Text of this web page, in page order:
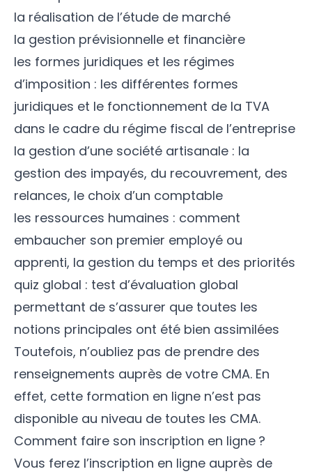
la réalisation de l’étude de marché
la gestion prévisionnelle et financière
les formes juridiques et les régimes
d’imposition : les différentes formes
juridiques et le fonctionnement de la TVA
dans le cadre du régime fiscal de l’entreprise
la gestion d’une société artisanale : la
gestion des impayés, du recouvrement, des
relances, le choix d’un comptable
les ressources humaines : comment
embaucher son premier employé ou
apprenti, la gestion du temps et des priorités
quiz global : test d’évaluation global
permettant de s’assurer que toutes les
notions principales ont été bien assimilées
Toutefois, n’oubliez pas de prendre des
renseignements auprès de votre CMA. En
effet, cette formation en ligne n’est pas
disponible au niveau de toutes les CMA.
Comment faire son inscription en ligne ?
Vous ferez l’inscription en ligne auprès de